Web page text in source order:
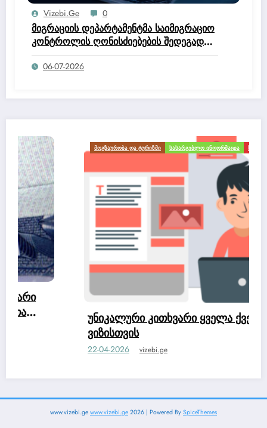
Vizebi.ge 0
მიგრაციის დეპარტამენტმა საიმიგრაციო
კონტროლის ღონისძიებების შედეგად
უცხო ქვეყნის 50 მოქალაქე დააკავა.
06-07-2026
ᲛᲝᲒᲖᲐᲣᲠᲝᲑᲐ ᲓᲐ ᲢᲣᲠᲘᲖᲛᲘ ᲡᲐᲡᲐᲠᲒᲔᲑᲚᲝ ᲘᲜᲤᲝᲠᲛᲐᲪᲘᲐ ᲡᲘᲐᲮᲚᲔᲔᲑᲘ
უნიკალური კითხვარი ყველა ქვეყნის
vizebi.ge
www.vizebi.ge www.vizebi.ge 2026 | Powered By SpiceThemes